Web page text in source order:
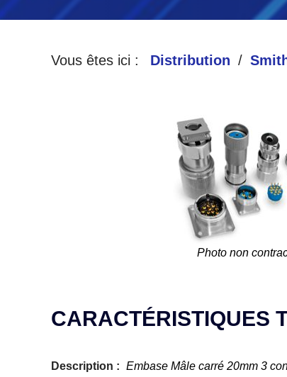
Vous êtes ici : Distribution
Photo non
CARACTÉRISTIQUES
Description : Embase Mâle carré 20mm 3